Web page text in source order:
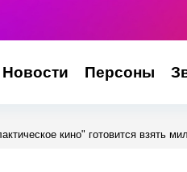
Новости Персоны
кино" готовится взять